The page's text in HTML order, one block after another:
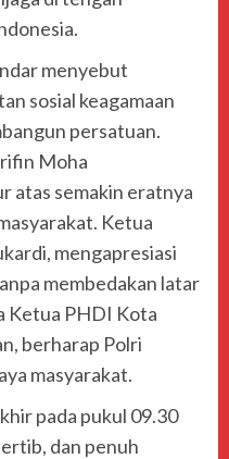
menyebut
sosial keagamaan
persatuan.
Moha
atas semakin eratnya
Ketua
mengapresiasi
membedakan latar
Ketua PHDI Kota
berharap Polri
masyarakat.
pada pukul 09.30
dan penuh